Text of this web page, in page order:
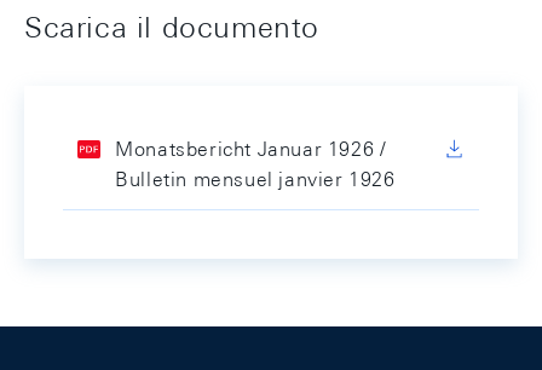
Scarica il documento
Monatsbericht Januar 1926 /
Bulletin mensuel janvier 1926